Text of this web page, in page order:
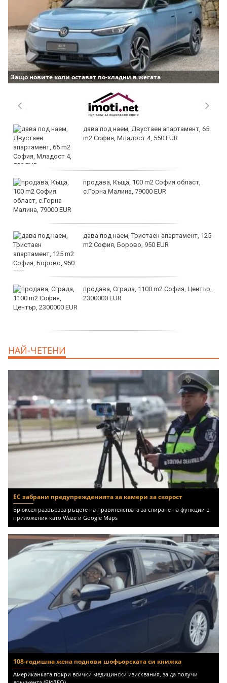
Защо новите коли остават по-хладни в жегата
дава под наем, Двустаен апартамент, 65
m2 София, Младост 4, 550 EUR
продава, Къща, 100 m2 София област,
с.Горна Малина, 79000 EUR
дава под наем, Тристаен апартамент, 125
m2 София, Борово, 950 EUR
продава, Сграда, 1100 m2 София, Център,
2300000 EUR
НАЙ-ЧЕТЕНИ
ЕС забрани предупрежденията за камери за скорост
Брюксел развързва ръцете на правителствата за спиране на функции в
приложения като Waze и Google Maps
108-годишна жена поднови шофьорската си книжка
Американката покри всички медицински изисквания, за да получи